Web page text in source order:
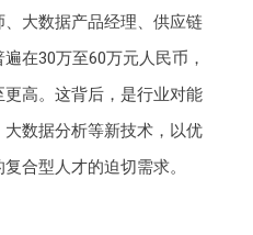
大数据产品经理、供应链
在30万至60万元人民币，
高。这背后，是行业对能
数据分析等新技术，以优
合型人才的迫切需求。